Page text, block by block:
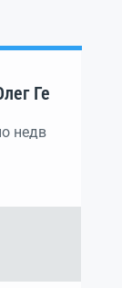
Ге
недв